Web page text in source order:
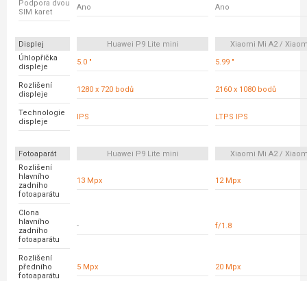
Podpora dvou
SIM karet
Ano Ano
Displej Huawei P9 Lite mini
Xiaomi Mi A2 /
Úhlopříčka
displeje
5.0 " 5.99 "
Rozlišení
displeje
1280 x 720 bodů 2160 x 1080 bodů
Technologie
displeje
IPS LTPS IPS
Fotoaparát Huawei P9 Lite mini
Xiaomi Mi A2 /
Rozlišení
hlavního
zadního
fotoaparátu
13 Mpx 12 Mpx
Clona
hlavního
zadního
fotoaparátu
- f/1.8
Rozlišení
předního
fotoaparátu
5 Mpx 20 Mpx